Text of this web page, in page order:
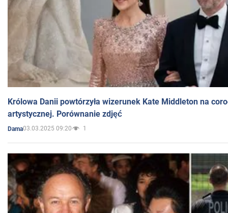
Królowa Danii powtórzyła wizerunek Kate Middleton na
artystycznej. Porównanie zdjęć
Dama03.03.2025 09:20 1